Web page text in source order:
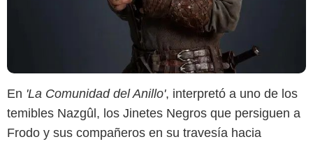
En 'La Comunidad del Anillo', interpretó a uno de los
temibles Nazgûl, los Jinetes Negros que persiguen a
Frodo y sus compañeros en su travesía hacia